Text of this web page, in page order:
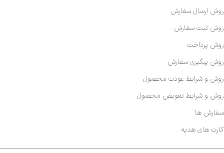
روش ارسال سفارش
روش ثبت سفارش
روش پرداخت
روش پیگیری سفارش
روش و شرایط عودت محصول
روش و شرایط تعویض محصول
سفارش ها
کارت های هدیه